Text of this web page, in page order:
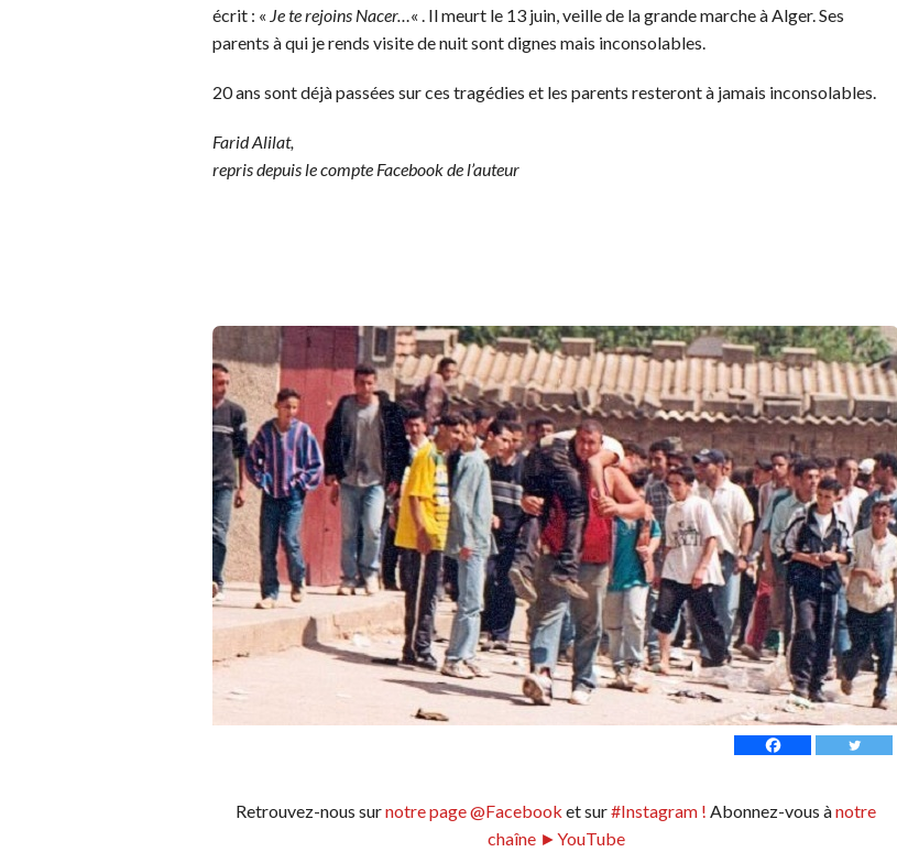
écrit : « Je te rejoins Nacer…« . Il meurt le 13 juin, veille de la grande marche à Alger. Ses
parents à qui je rends visite de nuit sont dignes mais inconsolables.
20 ans sont déjà passées sur ces tragédies et les parents resteront à jamais inconsolables.
Farid Alilat,
repris depuis le compte Facebook de l’auteur
Retrouvez-nous surnotre page @Facebook et sur#Instagram ! Abonnez-vous ànotre
chaîne ►YouTube